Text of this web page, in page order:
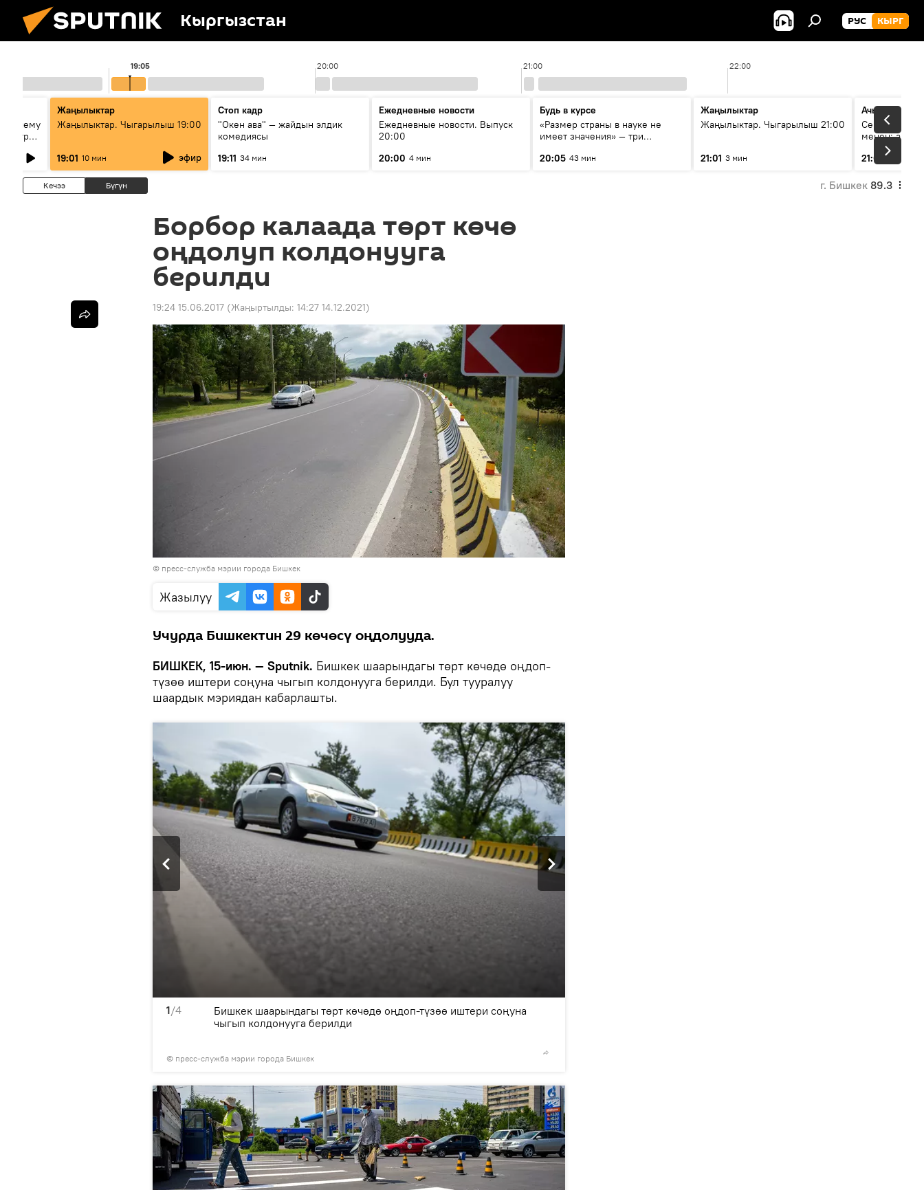
Кыргызстан РУС КЫРГ
20:00 21:00 22:00
19:05
почему
Жаңылыктар
Жаңылыктар. Чыгарылыш 19:00
19:01 10 мин эфир
Стоп кадр
"Окен ава" — жайдын элдик
комедиясы
19:11 34 мин
Ежедневные новости
Ежедневные новости. Выпуск
20:00
20:00 4 мин
Будь в курсе
«Размер страны в науке не
имеет значения» — три
России и Кыргызстана в
20:05 43 мин
Жаңылыктар
Жаңылыктар. Чыгарылыш 21:00
21:01 3 мин
Ачык кеп
Сейрек
менен: анын
жолу
21:05
Кечээ Бүгүн г. Бишкек 89.3
Борбор калаада төрт көчө
оңдолуп колдонууга
берилди
19:24 15.06.2017 (Жаңыртылды: 14:27 14.12.2021)
© пресс-служба мэрии города Бишкек
Жазылуу
Учурда Бишкектин 29 көчөсү оңдолууда.
БИШКЕК, 15-июн. — Sputnik. Бишкек шаарындагы төрт көчөдө оңдоп-
түзөө иштери соңуна чыгып колдонууга берилди. Бул тууралуу
шаардык мэриядан кабарлашты.
1/4
© пресс-служба мэрии города Бишкек
Бишкек шаарындагы төрт көчөдө оңдоп-түзөө иштери соңуна
чыгып колдонууга берилди